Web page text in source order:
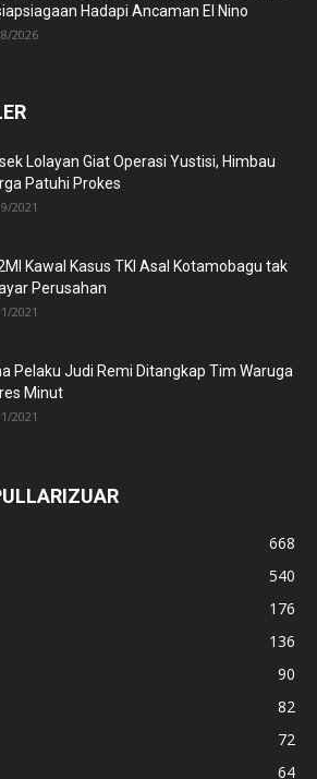
Hadapi Ancaman El Nino
2026
Lolayan Giat Operasi Yustisi, Himbau
Patuhi Prokes
2021
Kawal Kasus TKI Asal Kotamobagu tak
Perusahan
2021
Pelaku Judi Remi Ditangkap Tim Waruga
Minut
2021
668
540
176
136
90
82
72
64